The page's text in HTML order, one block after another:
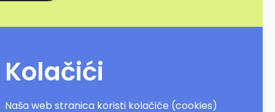
Kolačići
Naša web stranica koristi kolačiće (cookies)